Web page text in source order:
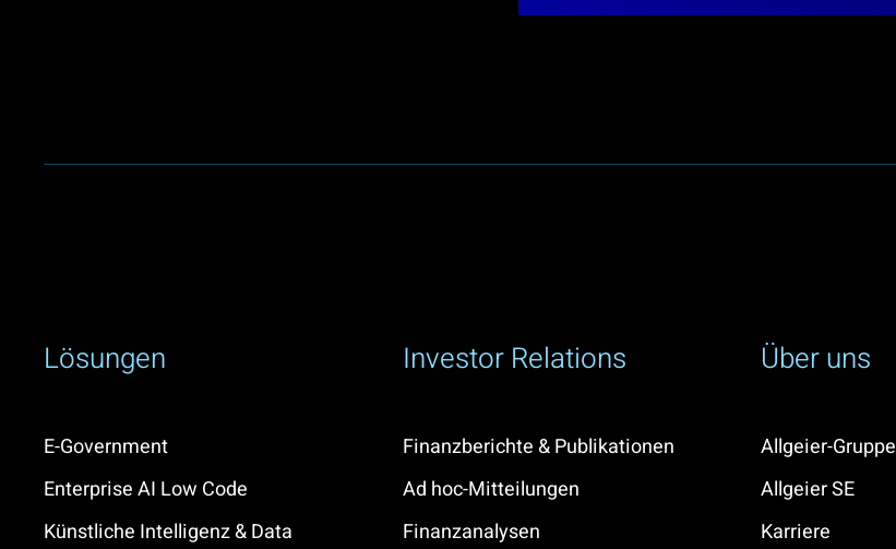
Lösungen
E-Government
Enterprise AI Low Code
Künstliche Intelligenz & Data
Investor Relations
Finanzberichte & Publikationen
Ad hoc-Mitteilungen
Finanzanalysen
Über uns
Allgeier-Gruppe
Allgeier SE
Karriere